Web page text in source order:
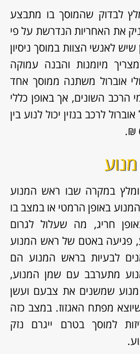
לבדוק שהמוסך בו מתבצע
את האחריות הנדרשת על פי
לאנשי הצוות במוסך ניסיון
מיומנות והבנה עמוקה
אוברול משתנה ממוסך אחד
הרכב השונים, אך באופן כללי
לרכב בנזין יכול לנוע בין
במקרה שבו ראש המנוע
באופן הרמטי או במצב בו
חריג, מה שעלול לגרום
פגיעה באטם של ראש המנוע
לבעיות בראש המנוע הם
מתערבב עם שמן המנוע,
מנוע שמשנים את צבעם ועשן
מפתח האגזוז. במצב כזה
למוסך בטרם ייגרם נזק